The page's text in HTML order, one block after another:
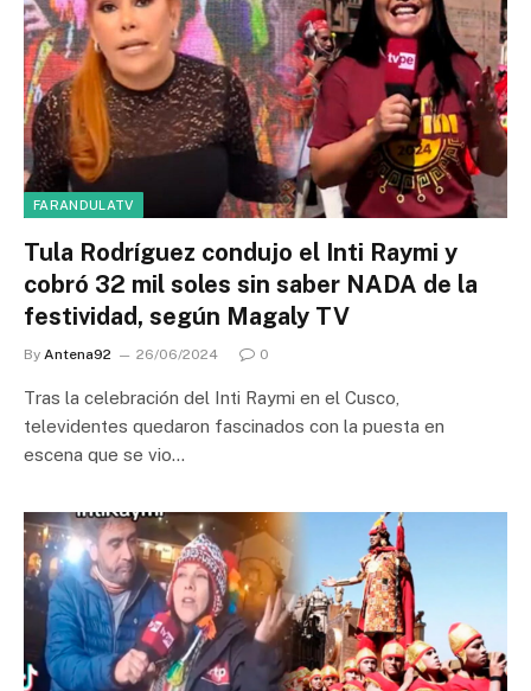
FARANDULATV
Tula Rodríguez condujo el Inti Raymi y
cobró 32 mil soles sin saber NADA de la
festividad, según Magaly TV
By Antena92 26/06/2024 0
Tras la celebración del Inti Raymi en el Cusco,
televidentes quedaron fascinados con la puesta en
escena que se vio…